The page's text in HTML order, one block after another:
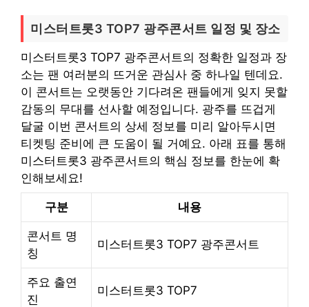
미스터트롯3 TOP7 광주콘서트 일정 및 장소
미스터트롯3 TOP7 광주콘서트의 정확한 일정과 장
소는 팬 여러분의 뜨거운 관심사 중 하나일 텐데요.
이 콘서트는 오랫동안 기다려온 팬들에게 잊지 못할
감동의 무대를 선사할 예정입니다. 광주를 뜨겁게
달굴 이번 콘서트의 상세 정보를 미리 알아두시면
티켓팅 준비에 큰 도움이 될 거예요. 아래 표를 통해
미스터트롯3 광주콘서트의 핵심 정보를 한눈에 확
인해보세요!
구분 내용
콘서트 명
칭
미스터트롯3 TOP7 광주콘서트
주요 출연
진
미스터트롯3 TOP7